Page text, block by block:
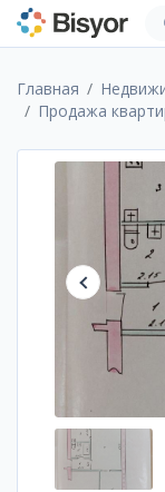
Главная
Продажа